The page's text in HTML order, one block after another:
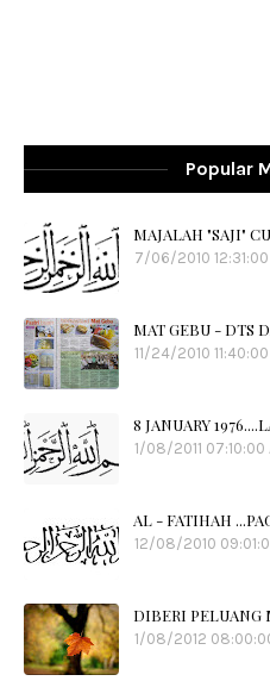
Popular
MAJALAH "SAJI"
7/06/2010 12:31:00
MAT GEBU - DTS
11/24/2010 11:40:00
8 JANUARY
1/08/2011 07:10:00
AL - FATIHAH
12/08/2010
DIBERI PELUANG
1/08/2012